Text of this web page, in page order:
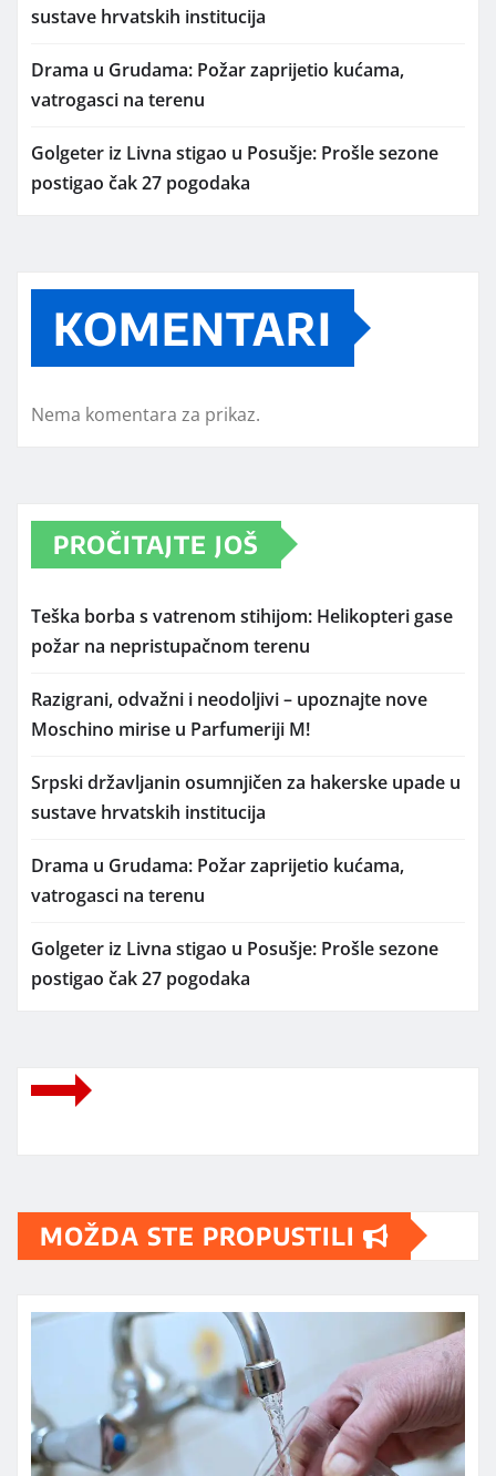
sustave hrvatskih institucija
Drama u Grudama: Požar zaprijetio kućama,
vatrogasci na terenu
Golgeter iz Livna stigao u Posušje: Prošle sezone
postigao čak 27 pogodaka
KOMENTARI
Nema komentara za prikaz.
PROČITAJTE JOŠ
Teška borba s vatrenom stihijom: Helikopteri gase
požar na nepristupačnom terenu
Razigrani, odvažni i neodoljivi – upoznajte nove
Moschino mirise u Parfumeriji M!
Srpski državljanin osumnjičen za hakerske upade u
sustave hrvatskih institucija
Drama u Grudama: Požar zaprijetio kućama,
vatrogasci na terenu
Golgeter iz Livna stigao u Posušje: Prošle sezone
postigao čak 27 pogodaka
MOŽDA STE PROPUSTILI